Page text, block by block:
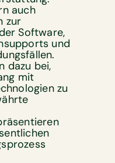
auch
zur
Software,
und
dazu bei,
mit
zu